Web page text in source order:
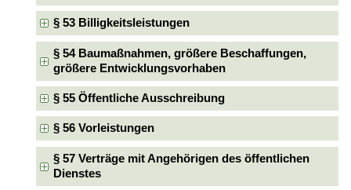
§ 53 Billigkeitsleistungen
§ 54 Baumaßnahmen, größere Beschaffungen,
größere Entwicklungsvorhaben
§ 55 Öffentliche Ausschreibung
§ 56 Vorleistungen
§ 57 Verträge mit Angehörigen des öffentlichen
Dienstes